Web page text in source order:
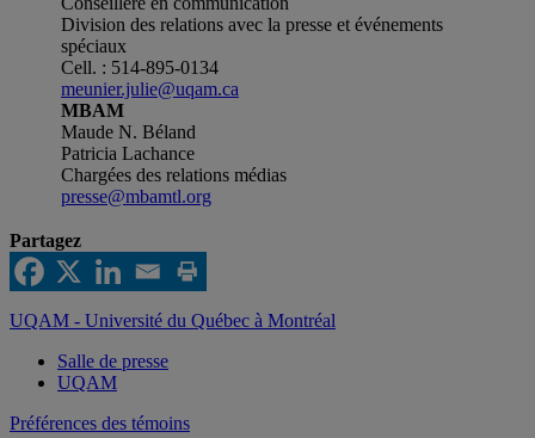
Division des relations avec la presse et événements
spéciaux
Cell. : 514-895-0134
meunier.julie@uqam.ca
MBAM
Maude N. Béland
Patricia Lachance
Chargées des relations médias
presse@mbamtl.org
Partagez
UQAM - Université du Québec à Montréal
Salle de presse
UQAM
Préférences des témoins